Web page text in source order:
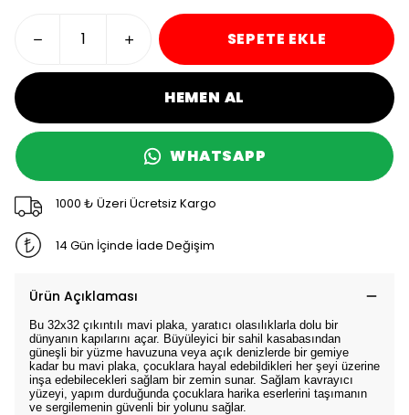
SEPETE EKLE
HEMEN AL
WHATSAPP
1000 ₺ Üzeri Ücretsiz Kargo
14 Gün İçinde İade Değişim
Ürün Açıklaması
Bu 32x32 çıkıntılı mavi plaka, yaratıcı olasılıklarla dolu bir
dünyanın kapılarını açar. Büyüleyici bir sahil kasabasından
güneşli bir yüzme havuzuna veya açık denizlerde bir gemiye
kadar bu mavi plaka, çocuklara hayal edebildikleri her şeyi üzerine
inşa edebilecekleri sağlam bir zemin sunar. Sağlam kavrayıcı
yüzeyi, yapım durduğunda çocuklara harika eserlerini taşımanın
ve sergilemenin güvenli bir yolunu sağlar.